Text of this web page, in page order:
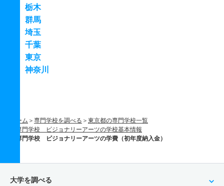
栃木
群馬
埼玉
千葉
東京
神奈川
ホーム 専門学校を調べる
東京都の専門学校一覧
専門学校 ビジョナリーアーツの学校基本情報
専門学校 ビジョナリーアーツの学費（初年度納入金）
大学を調べる